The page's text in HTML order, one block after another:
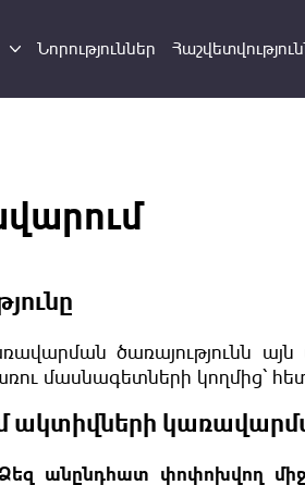
Նորություններ
ծառայությունն
մասնագետների կողմից՝
ակտիվների
անընդհատ փոփոխվող